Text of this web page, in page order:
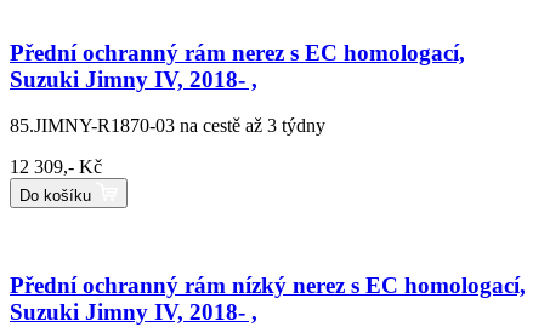
Přední ochranný rám nerez s EC homologací,
Suzuki Jimny IV, 2018- ,
85.JIMNY-R1870-03 na cestě až 3 týdny
12 309,- Kč
Do košíku
Přední ochranný rám nízký nerez s EC homologací,
Suzuki Jimny IV, 2018- ,